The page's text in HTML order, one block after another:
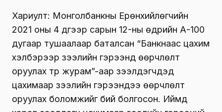
Хариулт: Монголбанкны Ерөнхийлөгчийн
2021 оны 4 дүгээр сарын 12-ны өдрийн А-100
дугаар тушаалаар баталсан “Банкнаас цахим
хэлбэрээр зээлийн гэрээнд өөрчлөлт
оруулах түр журам”-аар зээлдэгчдэд
цахимаар зээлийн гэрээндээ өөрчлөлт
оруулах боломжийг бий болгосон. Иймд